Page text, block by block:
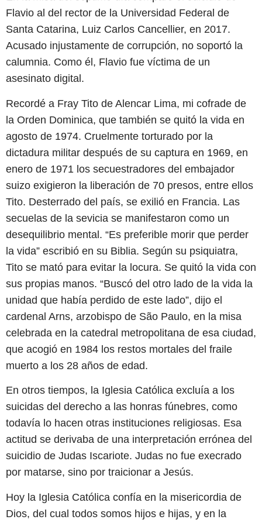
Flavio al del rector de la Universidad Federal de
Santa Catarina, Luiz Carlos Cancellier, en 2017.
Acusado injustamente de corrupción, no soportó la
calumnia. Como él, Flavio fue víctima de un
asesinato digital.
Recordé a Fray Tito de Alencar Lima, mi cofrade de
la Orden Dominica, que también se quitó la vida en
agosto de 1974. Cruelmente torturado por la
dictadura militar después de su captura en 1969, en
enero de 1971 los secuestradores del embajador
suizo exigieron la liberación de 70 presos, entre ellos
Tito. Desterrado del país, se exilió en Francia. Las
secuelas de la sevicia se manifestaron como un
desequilibrio mental. “Es preferible morir que perder
la vida” escribió en su Biblia. Según su psiquiatra,
Tito se mató para evitar la locura. Se quitó la vida con
sus propias manos. “Buscó del otro lado de la vida la
unidad que había perdido de este lado”, dijo el
cardenal Arns, arzobispo de São Paulo, en la misa
celebrada en la catedral metropolitana de esa ciudad,
que acogió en 1984 los restos mortales del fraile
muerto a los 28 años de edad.
En otros tiempos, la Iglesia Católica excluía a los
suicidas del derecho a las honras fúnebres, como
todavía lo hacen otras instituciones religiosas. Esa
actitud se derivaba de una interpretación errónea del
suicidio de Judas Iscariote. Judas no fue execrado
por matarse, sino por traicionar a Jesús.
Hoy la Iglesia Católica confía en la misericordia de
Dios, del cual todos somos hijos e hijas, y en la